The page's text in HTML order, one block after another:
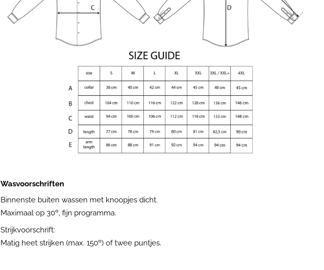
Wasvoorschriften
Binnenste buiten wassen met knoopjes dicht.
Maximaal op 30º, fijn programma.
Strijkvoorschrift:
Matig heet strijken (max. 150º) of twee puntjes.